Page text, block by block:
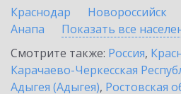
Краснодар
Новороссийск
Анапа
Показать все
Смотрите также: Россия,
Карачаево-Черкесская
Адыгея (Адыгея), Ростовская